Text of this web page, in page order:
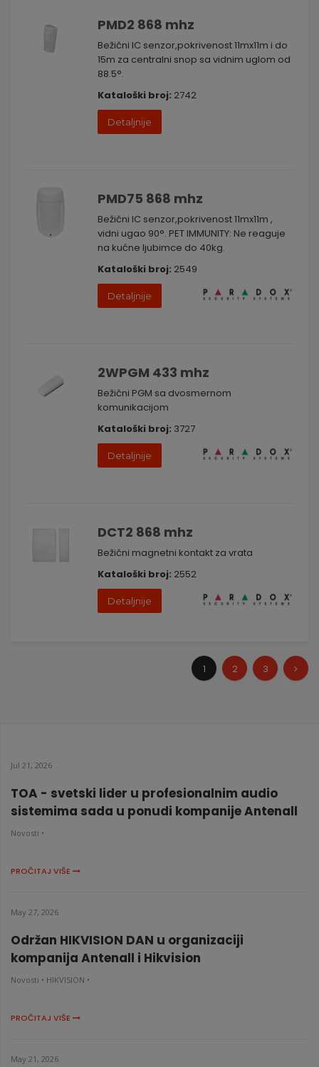
PMD2 868 mhz
Bežični IC senzor,pokrivenost 11mx11m i do
15m za centralni snop sa vidnim uglom od
88.5°.
Kataloški broj: 2742
Detaljnije
PMD75 868 mhz
Bežični IC senzor,pokrivenost 11mx11m ,
vidni ugao 90°. PET IMMUNITY: Ne reaguje
na kućne ljubimce do 40kg.
Kataloški broj: 2549
Detaljnije
2WPGM 433 mhz
Bežični PGM sa dvosmernom
komunikacijom
Kataloški broj: 3727
Detaljnije
DCT2 868 mhz
Bežični magnetni kontakt za vrata
Kataloški broj: 2552
Detaljnije
1 2 3
Jul 21, 2026
TOA - svetski lider u profesionalnim audio
sistemima sada u ponudi kompanije Antenall
Novosti •
PROČITAJ VIŠE
May 27, 2026
Održan HIKVISION DAN u organizaciji
kompanija Antenall i Hikvision
Novosti • HIKVISION •
PROČITAJ VIŠE
May 21, 2026